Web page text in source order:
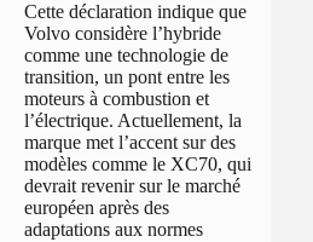
Cette déclaration indique que
Volvo considère l’hybride
comme une technologie de
transition, un pont entre les
moteurs à combustion et
l’électrique. Actuellement, la
marque met l’accent sur des
modèles comme le XC70, qui
devrait revenir sur le marché
européen après des
adaptations aux normes